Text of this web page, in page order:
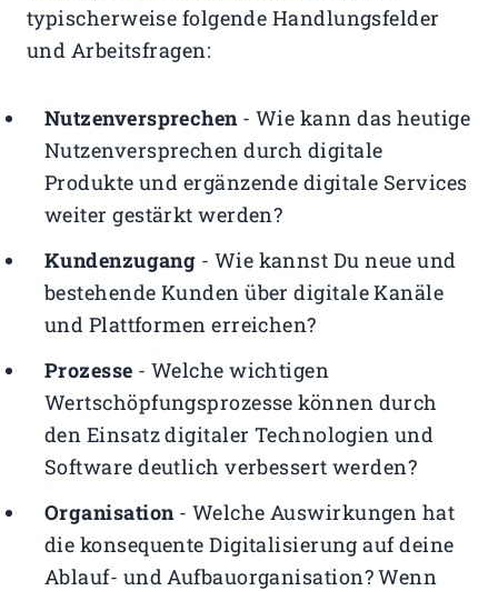
typischerweise folgende Handlungsfelder
und Arbeitsfragen:
Nutzenversprechen- Wie kann das heutige
Nutzenversprechen durch digitale
Produkte und ergänzende digitale Services
weiter gestärkt werden?
Kundenzugang - Wie kannst Du neue und
bestehende Kunden über digitale Kanäle
und Plattformen erreichen?
Prozesse - Welche wichtigen
Wertschöpfungsprozesse können durch
den Einsatz digitaler Technologien und
Software deutlich verbessert werden?
Organisation- Welche Auswirkungen hat
die konsequente Digitalisierung auf deine
Ablauf- und Aufbauorganisation? Wenn